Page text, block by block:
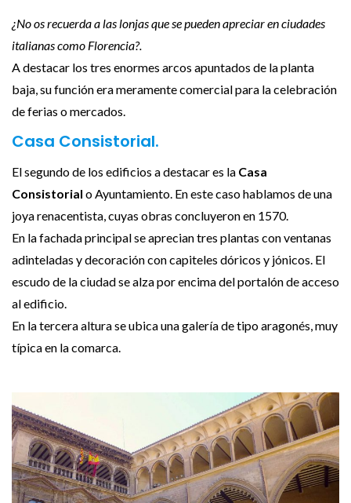
¿No os recuerda a las lonjas que se pueden apreciar en ciudades
italianas como Florencia?.
A destacar los tres enormes arcos apuntados de la planta
baja, su función era meramente comercial para la celebración
de ferias o mercados.
Casa Consistorial.
El segundo de los edificios a destacar es la Casa
Consistorial o Ayuntamiento. En este caso hablamos de una
joya renacentista, cuyas obras concluyeron en 1570.
En la fachada principal se aprecian tres plantas con ventanas
adinteladas y decoración con capiteles dóricos y jónicos. El
escudo de la ciudad se alza por encima del portalón de acceso
al edificio.
En la tercera altura se ubica una galería de tipo aragonés, muy
típica en la comarca.